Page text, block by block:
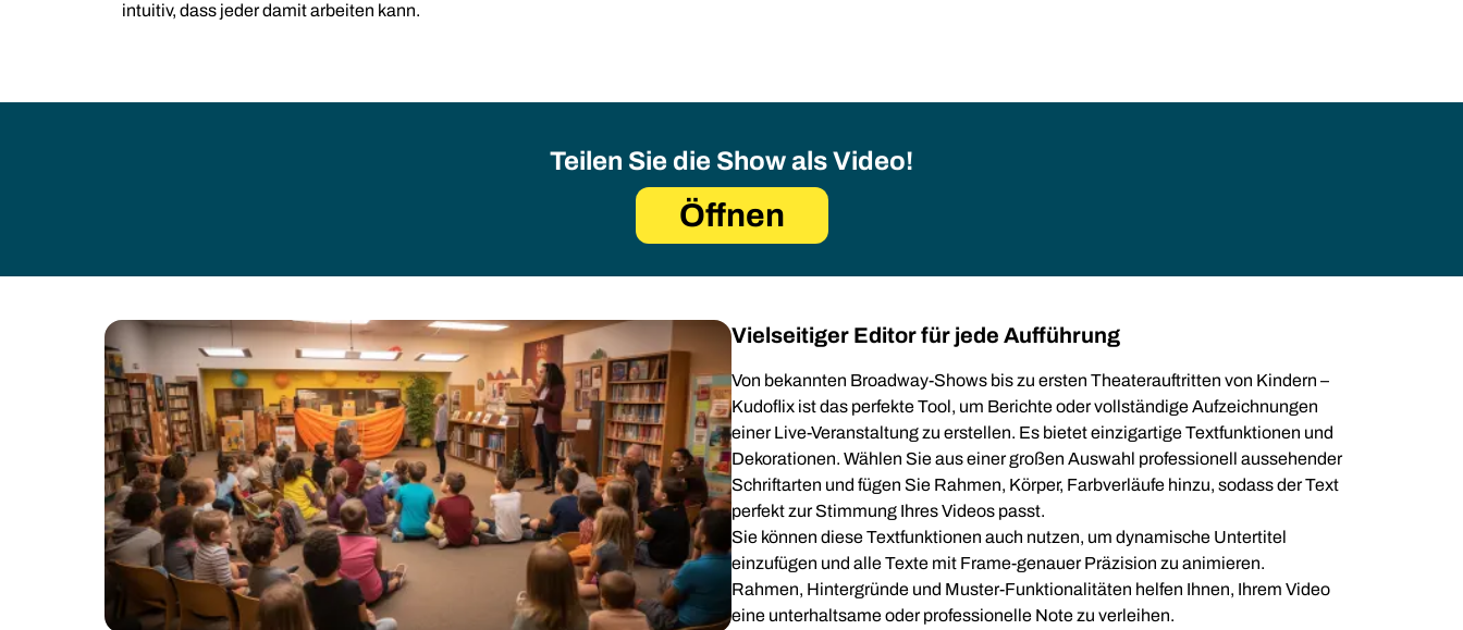
intuitiv, dass jeder damit arbeiten kann.
Teilen Sie die Show als Video!
Öffnen
Vielseitiger Editor für jede Aufführung
Von bekannten Broadway-Shows bis zu ersten Theaterauftritten von Kindern –
Kudoflix ist das perfekte Tool, um Berichte oder vollständige Aufzeichnungen
einer Live-Veranstaltung zu erstellen. Es bietet einzigartige Textfunktionen und
Dekorationen. Wählen Sie aus einer großen Auswahl professionell aussehender
Schriftarten und fügen Sie Rahmen, Körper, Farbverläufe hinzu, sodass der Text
perfekt zur Stimmung Ihres Videos passt.
Sie können diese Textfunktionen auch nutzen, um dynamische Untertitel
einzufügen und alle Texte mit Frame-genauer Präzision zu animieren.
Rahmen, Hintergründe und Muster-Funktionalitäten helfen Ihnen, Ihrem Video
eine unterhaltsame oder professionelle Note zu verleihen.